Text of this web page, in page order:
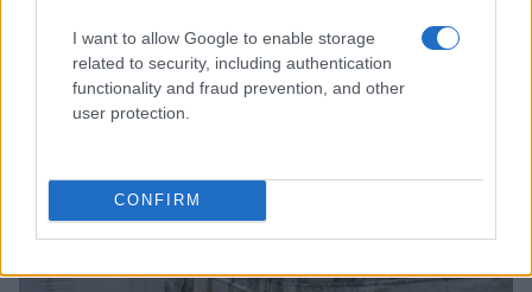
I want to allow Google to enable storage
related to security, including authentication
functionality and fraud prevention, and other
user protection.
CONFIRM
Coldcard: l’attacco informatico che ha rubato 1600
bitcoin
Cristian Castiglioni · 8 Ago 2026
PEOPLE NEWS